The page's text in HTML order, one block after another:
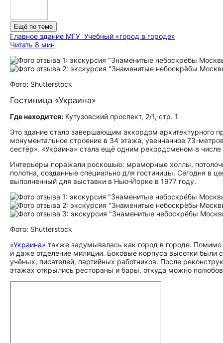
Ещё по теме
Главное здание МГУ Учебный «город в городе»
Читать 8 мин
Фото: Shutterstock
Гостиница «Украина»
Где находится: Кутузовский проспект, 2/1, стр. 1
Это здание стало завершающим аккордом архитектурного
монументальное строение в 34 этажа, увенчанное 73-
сестёр». «Украина» стала ещё одним рекордсменом в
Интерьеры поражали роскошью: мраморные холлы,
полотна, созданные специально для гостиницы. Сегодня в
выполненный для выставки в Нью‑Йорке в 1977 году.
Фото: Shutterstock
«Украина» также задумывалась как город в городе.
и даже отделение милиции. Боковые корпуса высотки
учёных, писателей, партийных работников. После
этажах открылись рестораны и бары, откуда можно